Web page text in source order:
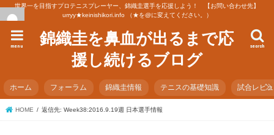
世界一を目指すプロテニスプレーヤー、錦織圭選手を応援しよう！ 【お問い合わせ先】
urryy★keinishikori.info （★を@に変えてください。）
錦織圭を鼻血が出るまで応
援し続けるブログ
search
menu
ホーム フォーラム 錦織圭情報 テニスの基礎知識 試合レビ
HOME 返信先: Week38:2016.9.19週 日本選手情報